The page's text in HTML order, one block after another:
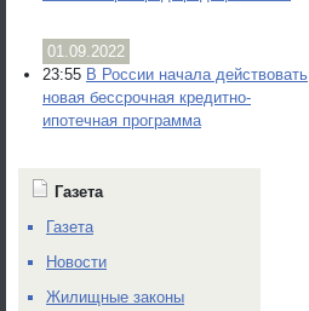
01.09.2022
23:55 В России начала действовать
новая бессрочная кредитно-
ипотечная программа
Газета
Газета
Новости
Жилищные законы